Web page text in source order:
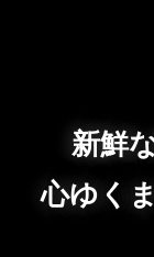
新鮮
心ゆく